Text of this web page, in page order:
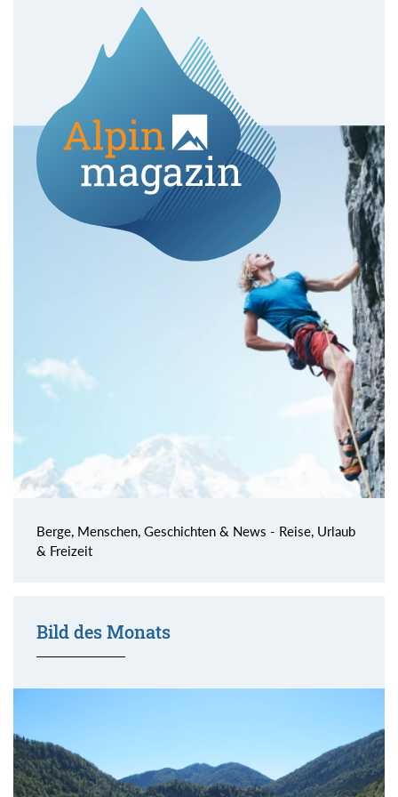
Berge, Menschen, Geschichten & News - Reise, Urlaub
& Freizeit
Bild des Monats